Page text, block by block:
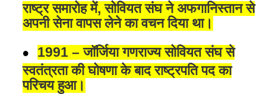
राष्ट्र समारोह में, सोवियत संघ ने अफगानिस्तान से
अपनी सेना वापस लेने का वचन दिया था।
1991 – जॉर्जिया गणराज्य सोवियत संघ से
स्वतंत्रता की घोषणा के बाद राष्ट्रपति पद का
परिचय हुआ।